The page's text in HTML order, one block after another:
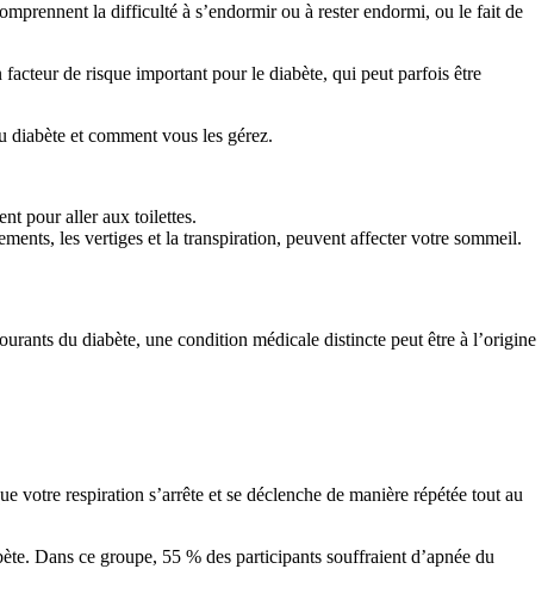
la difficulté à s’endormir ou à rester endormi, ou le fait de
de risque important pour le diabète, qui peut parfois être
diabète et comment vous les gérez.
pour aller aux toilettes.
les vertiges et la transpiration, peuvent affecter votre sommeil.
du diabète, une condition médicale distincte peut être à l’origine
votre respiration s’arrête et se déclenche de manière répétée tout au
Dans ce groupe, 55 % des participants souffraient d’apnée du